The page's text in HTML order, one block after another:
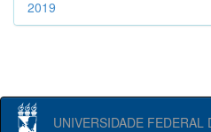
2019
UNIVERSIDADE FEDERAL